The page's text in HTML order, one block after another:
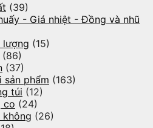
(39)
- Giá nhiệt - Đồng và nhũ
lượng (15)
(86)
(37)
sản phẩm (163)
túi (12)
co (24)
không (26)